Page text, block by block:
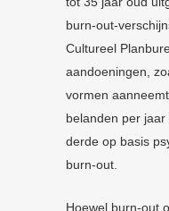
burn-out-
Cultureel
aandoeningen,
vormen
belanden per jaar
derde op basis
burn-out.
Hoewel burn-out